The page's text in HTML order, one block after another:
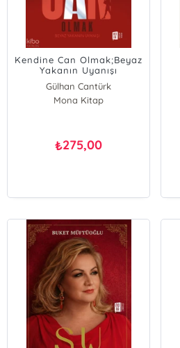
Kendine Can Olmak;Beyaz
Yakanın Uyanışı
Gülhan Cantürk
Mona Kitap
₺275,00